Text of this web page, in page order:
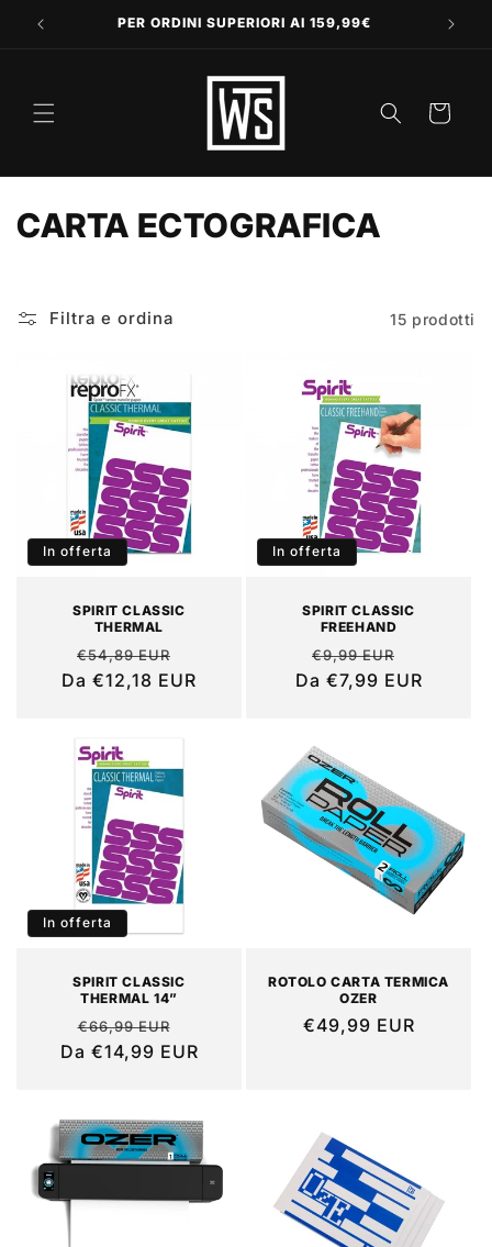
direttamentePER ORDINI SUPERIORI AI 159,99€
Carrello
C
l
n
CARTA ECTOGRAFICA
Filtra e ordina 15 prodotti
In offerta
SPIRIT CLASSIC
THERMAL
Prezzo
di
€54,89 EUR
scontato
Da €12,18 EUR
In offerta
SPIRIT CLASSIC
FREEHAND
Prezzo
di
€9,99 EUR
scontato
Da €7,99 EUR
In offerta
SPIRIT CLASSIC
THERMAL 14”
Prezzo
di
€66,99 EUR
scontato
Da €14,99 EUR
ROTOLO CARTA TERMICA
OZER
Prezzo
€49,99 EUR